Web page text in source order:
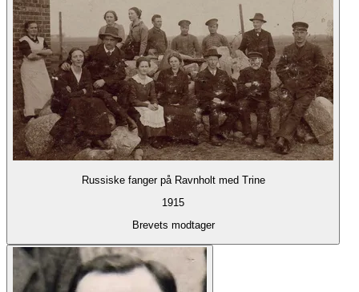
Russiske fanger på Ravnholt med Trine
1915
Brevets modtager